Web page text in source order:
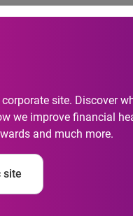
site. Discover
we improve financial
and much more.
site